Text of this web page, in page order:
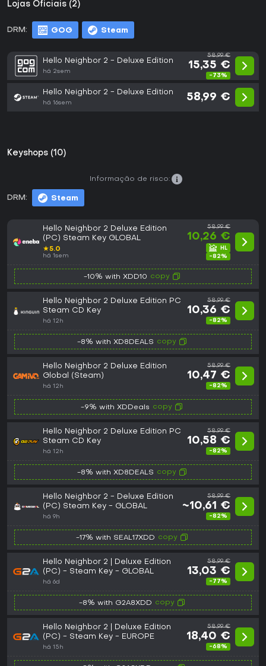
Lojas Oficiais (2)
DRM: GOG Steam
Hello Neighbor 2 - Deluxe Edition
há 2sem
58,99 €
15,35 €
-73%
Hello Neighbor 2 - Deluxe Edition
há 16sem
58,99 €
Keyshops (10)
DRM: Steam
Informação de risco:
Hello Neighbor 2 Deluxe Edition
(PC) Steam Key GLOBAL
★5.0
há 1sem
58,99 €
10,26 €
-82%
-10% with XDD10 copy
Hello Neighbor 2 Deluxe Edition PC
Steam CD Key
há 12h
58,99 €
10,36 €
-82%
-8% with XD8DEALS copy
Hello Neighbor 2 Deluxe Edition
Global (Steam)
há 12h
58,99 €
10,47 €
-82%
-9% with XDDeals copy
Hello Neighbor 2 Deluxe Edition PC
Steam CD Key
há 12h
58,99 €
10,58 €
-82%
-8% with XD8DEALS copy
Hello Neighbor 2 - Deluxe Edition
(PC) Steam Key - GLOBAL
há 9h
58,99 €
~10,61 €
-82%
-17% with SEAL17XDD copy
Hello Neighbor 2 | Deluxe Edition
(PC) - Steam Key - GLOBAL
há 6d
58,99 €
13,03 €
-77%
-8% with G2A8XDD copy
Hello Neighbor 2 | Deluxe Edition
(PC) - Steam Key - EUROPE
há 15h
58,99 €
18,40 €
-68%